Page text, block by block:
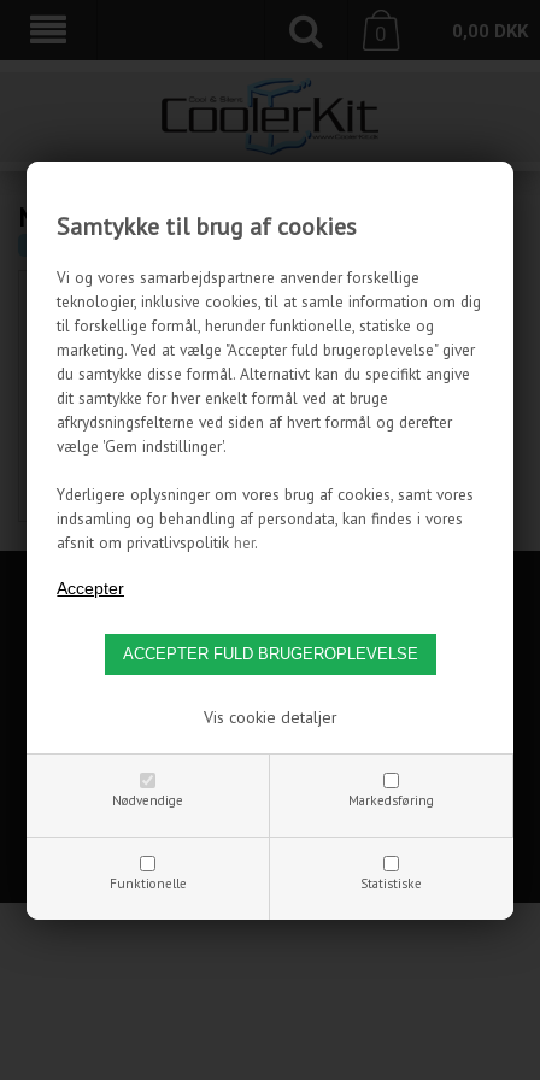
Samtykke til brug af cookies
Vi og vores samarbejdspartnere anvender forskellige
teknologier, inklusive cookies, til at samle information om dig
til forskellige formål, herunder funktionelle, statiske og
marketing. Ved at vælge "Accepter fuld brugeroplevelse" giver
du samtykke disse formål. Alternativt kan du specifikt angive
dit samtykke for hver enkelt formål ved at bruge
afkrydsningsfelterne ved siden af hvert formål og derefter
vælge 'Gem indstillinger'.
Yderligere oplysninger om vores brug af cookies, samt vores
indsamling og behandling af persondata, kan findes i vores
afsnit om privatlivspolitik her.
Nødvendige Markedsføring
Funktionelle Statistiske
Vis cookie detaljer
0,00 DKK
0
MODDING & STØJDÆMPNING
» Modding & støjdæmpning
CASEMODDINGSTØJDÆMPNINGDIVERSE
KUNDESERVICE
INFORMATION
OM OS
Copyrights © 2002-2021 CoolerKit A/S